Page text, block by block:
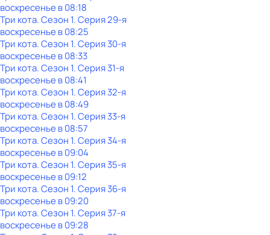
воскресенье в08:18
Три кота. Сезон 1. Серия 29-я
воскресенье в08:25
Три кота. Сезон 1. Серия 30-я
воскресенье в08:33
Три кота. Сезон 1. Серия 31-я
воскресенье в08:41
Три кота. Сезон 1. Серия 32-я
воскресенье в08:49
Три кота. Сезон 1. Серия 33-я
воскресенье в08:57
Три кота. Сезон 1. Серия 34-я
воскресенье в09:04
Три кота. Сезон 1. Серия 35-я
воскресенье в09:12
Три кота. Сезон 1. Серия 36-я
воскресенье в09:20
Три кота. Сезон 1. Серия 37-я
воскресенье в09:28